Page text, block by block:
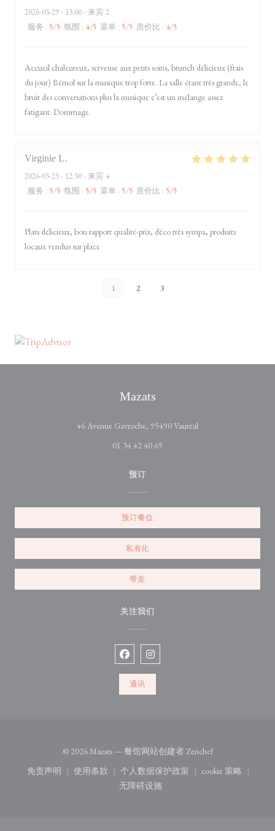
2026-03-29- 13:00 - 来宾 2
服务 : 5/5 氛围 : 4/5 菜单 : 5/5 质价比 : 4/5
Accueil chaleureux, serveuse aux petits soins, brunch délicieux (frais
du jour) Bémol sur la musique trop forte. La salle étant très grande, le
bruit des conversations plus la musique c’est un mélange assez
fatigant. Dommage.
Virginie L
2026-03-25- 12:30 - 来宾 4
服务 : 5/5 氛围 : 5/5 菜单 : 5/5 质价比 : 5/5
Plats délicieux, bon rapport qualité-prix, déco très sympa, produits
locaux vendus sur place
1 2 3
Mazats
46 Avenue Gavroche, 95490 Vauréal
01 34 42 40 69
预订
预订餐位
私有化
带走
关注我们
Facebook ((在新窗口中打开))
Instagram ((在新窗口中打开))
通讯
© 2026 Mazats — 餐馆网站创建者Zenchef((在新窗口中打
免责声明
((在新窗口中打开))
使用条款
((在新窗口中打开))
个人数据保护政策
((在新窗口中打开))
cookie 策略
((在新窗口
无障碍设施
((在新窗口中打开))